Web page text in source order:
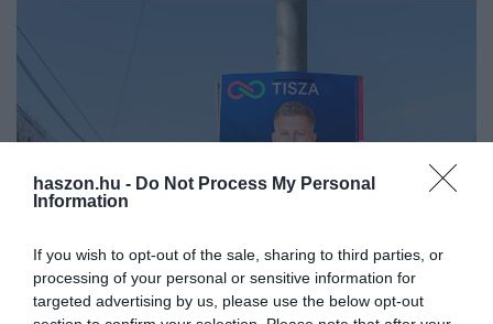
haszon.hu - Do Not Process My Personal
Information
If you wish to opt-out of the sale, sharing to third parties, or
processing of your personal or sensitive information for
targeted advertising by us, please use the below opt-out
ÉLETSTÍLUS